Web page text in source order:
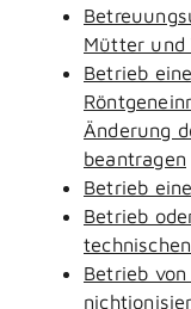
Mütter und
Betrieb
Änderung
beantragen
Betrieb
Betrieb
Betrieb